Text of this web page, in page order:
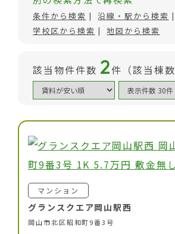
条件から検索 沿線・駅から検索
学校区から検索
地図から検索
該当物件件数 2件（該当棟数
マンション
グランスクエア岡山駅西
岡山市北区昭和町9番3号